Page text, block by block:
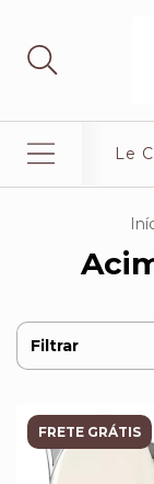
Le
Filtrar
FRETE GRÁTIS